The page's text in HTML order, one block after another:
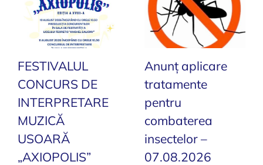
noiembrie
FESTIVALUL
CONCURS DE
INTERPRETARE
MUZICĂ
USOARĂ
„AXIOPOLIS”
Anunț aplicare
tratamente
pentru
combaterea
insectelor –
07.08.2026